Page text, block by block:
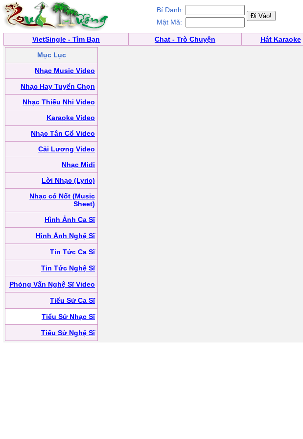
Bí Danh:
Mật Mã:
VietSingle - Tìm Bạn Chat - Trò Chuyện Hát Karaoke
Mục Lục
Nhạc Music Video
Nhạc Hay Tuyển Chọn
Nhạc Thiếu Nhi Video
Karaoke Video
Nhạc Tân Cổ Video
Cải Lương Video
Nhạc Midi
Lời Nhạc (Lyric)
Nhạc có Nốt (Music
Sheet)
Hình Ảnh Ca Sĩ
Hình Ảnh Nghệ Sĩ
Tin Tức Ca Sĩ
Tin Tức Nghệ Sĩ
Phỏng Vấn Nghệ Sĩ Video
Tiểu Sử Ca Sĩ
Tiểu Sử Nhạc Sĩ
Tiểu Sử Nghệ Sĩ